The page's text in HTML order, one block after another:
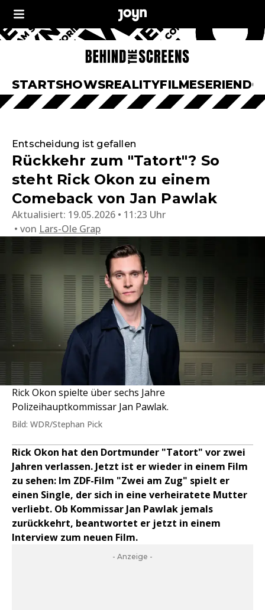
STARTSHOWSREALITYFILMESERIEN
Entscheidung ist gefallen
Rückkehr zum "Tatort"? So
steht Rick Okon zu einem
Comeback von Jan Pawlak
Aktualisiert: 19.05.2026 • 11:23 Uhr
von Lars-Ole Grap
Rick Okon spielte über sechs Jahre
Polizeihauptkommissar Jan Pawlak.
Bild: WDR/Stephan Pick
Rick Okon hat den Dortmunder "Tatort" vor zwei
Jahren verlassen. Jetzt ist er wieder in einem Film
zu sehen: Im ZDF-Film "Zwei am Zug" spielt er
einen Single, der sich in eine verheiratete Mutter
verliebt. Ob Kommissar Jan Pawlak jemals
zurückkehrt, beantwortet er jetzt in einem
Interview zum neuen Film.
- Anzeige -